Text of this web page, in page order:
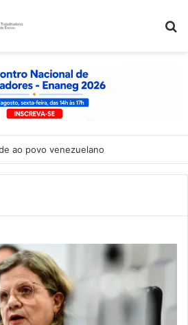
ao povo venezuelano